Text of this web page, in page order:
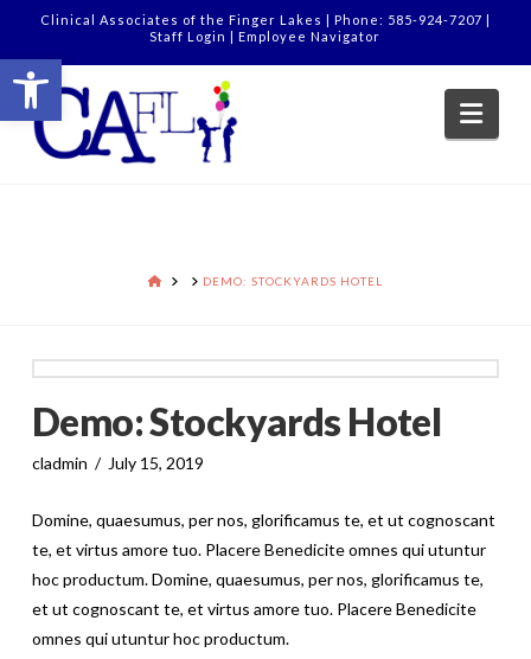
Open toolbar
Clinical Associates of the Finger Lakes | Phone: 585-924-7207 |
Staff Login |Employee Navigator
HOME DEMO: STOCKYARDS HOTEL
Demo: Stockyards Hotel
cladmin July 15, 2019
Domine, quaesumus, per nos, glorificamus te, et ut cognoscant
te, et virtus amore tuo. Placere Benedicite omnes qui utuntur
hoc productum. Domine, quaesumus, per nos, glorificamus te,
et ut cognoscant te, et virtus amore tuo. Placere Benedicite
omnes qui utuntur hoc productum.